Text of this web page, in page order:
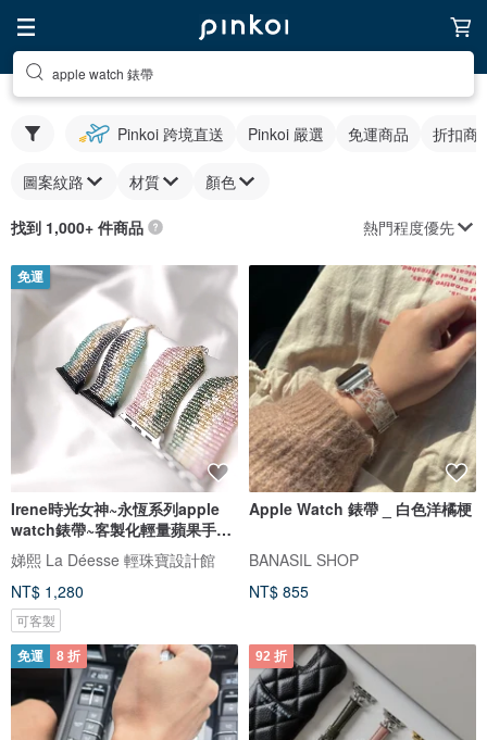
apple watch 錶帶
Pinkoi 跨境直送 Pinkoi 嚴選 免運商品 折扣商
圖案紋路 材質 顏色
找到 1,000+ 件商品 熱門程度優先
免運
Irene時光女神~永恆系列apple
watch錶帶~客製化輕量蘋果手錶
錶帶
娣熙 La Déesse 輕珠寶設計館
NT$ 1,280
可客製
Apple Watch 錶帶 _ 白色洋橘梗
BANASIL SHOP
NT$ 855
免運 8 折 92 折